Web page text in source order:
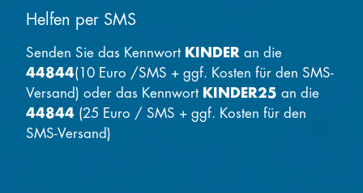
Helfen per SMS
Senden Sie das Kennwort KINDER an die
44844(10 Euro /SMS + ggf. Kosten für den SMS-
Versand) oder das Kennwort KINDER25 an die
44844 (25 Euro / SMS + ggf. Kosten für den
SMS-Versand)